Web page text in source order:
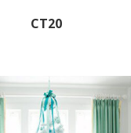
CT20